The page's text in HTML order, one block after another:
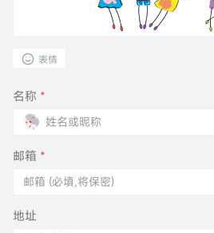
表情
名称 *
邮箱 *
地址